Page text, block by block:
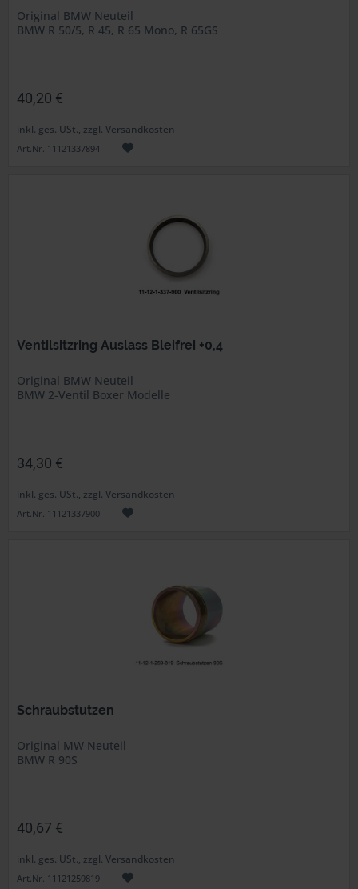
Original BMW Neuteil
BMW R 50/5, R 45, R 65 Mono, R 65GS
40,20 €
inkl. ges. USt., zzgl. Versandkosten
Art.Nr. 11121337894
Ventilsitzring Auslass Bleifrei +0,4
Original BMW Neuteil
BMW 2-Ventil Boxer Modelle
34,30 €
inkl. ges. USt., zzgl. Versandkosten
Art.Nr. 11121337900
Schraubstutzen
Original MW Neuteil
BMW R 90S
40,67 €
inkl. ges. USt., zzgl. Versandkosten
Art.Nr. 11121259819